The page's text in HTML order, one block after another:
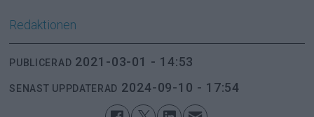
Redaktionen
PUBLICERAD 2021-03-01 - 14:53
SENAST UPPDATERAD 2024-09-10 - 17:54